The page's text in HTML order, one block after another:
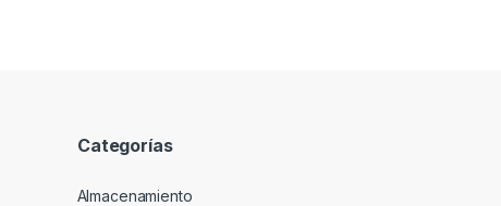
Categorías
Almacenamiento